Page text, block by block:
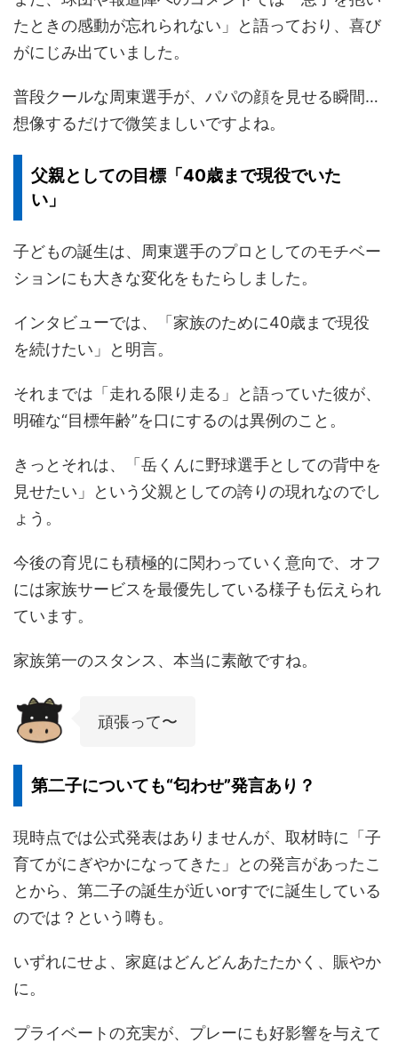
たときの感動が忘れられない」と語っており、喜び
がにじみ出ていました。
普段クールな周東選手が、パパの顔を見せる瞬間…
想像するだけで微笑ましいですよね。
父親としての目標「40歳まで現役でいた
い」
子どもの誕生は、周東選手のプロとしてのモチベー
ションにも大きな変化をもたらしました。
インタビューでは、「家族のために40歳まで現役
を続けたい」と明言。
それまでは「走れる限り走る」と語っていた彼が、
明確な“目標年齢”を口にするのは異例のこと。
きっとそれは、「岳くんに野球選手としての背中を
見せたい」という父親としての誇りの現れなのでし
ょう。
今後の育児にも積極的に関わっていく意向で、オフ
には家族サービスを最優先している様子も伝えられ
ています。
家族第一のスタンス、本当に素敵ですね。
頑張って〜
第二子についても“匂わせ”発言あり？
現時点では公式発表はありませんが、取材時に「子
育てがにぎやかになってきた」との発言があったこ
とから、第二子の誕生が近いorすでに誕生している
のでは？という噂も。
いずれにせよ、家庭はどんどんあたたかく、賑やか
に。
プライベートの充実が、プレーにも好影響を与えて